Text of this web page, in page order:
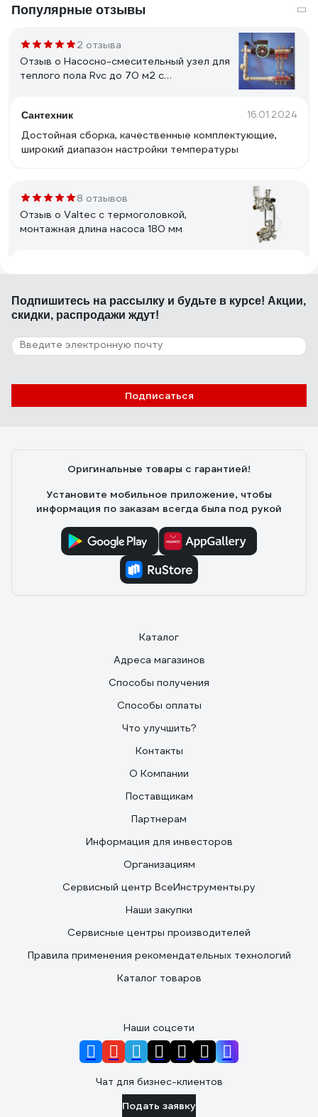
Популярные отзывы
2 отзыва
Отзыв о Насосно-смесительный узел для
теплого пола Rvc до 70 м2 с
Сантехник 16.01.2024
Достойная сборка, качественные комплектующие,
широкий диапазон настройки температуры
8 отзывов
Отзыв о Valtec с термоголовкой,
монтажная длина насоса 180 мм
танцев с бубном соединяется с коллектором valtec и
без проблем подключается насос
Отзыв о STOUT с термостатическим
клапаном 20-55c, без насоса
металла и резьб. Все уплотнения на резиновых
подальше к стене отставить насос, выровнять по
осям коллектора. Эксцентрик не течёт, хотя
довольно легко поворачивается. Градусник
нестандартный, интересный, показания проявляются
на шкале в зависимости от величины температуры.
Подпишитесь на рассылку и будьте в курсе! Акции,
скидки, распродажи ждут!
Подписаться
Оригинальные товары с гарантией!
Установите мобильное приложение, чтобы
информация по заказам всегда была под рукой
Каталог
Адреса магазинов
Способы получения
Способы оплаты
Что улучшить?
Контакты
О Компании
Поставщикам
Партнерам
Информация для инвесторов
Организациям
Сервисный центр ВсеИнструменты.ру
Наши закупки
Сервисные центры производителей
Правила применения рекомендательных технологий
Каталог товаров
Наши соцсети
Чат для бизнес-клиентов
Подать заявку